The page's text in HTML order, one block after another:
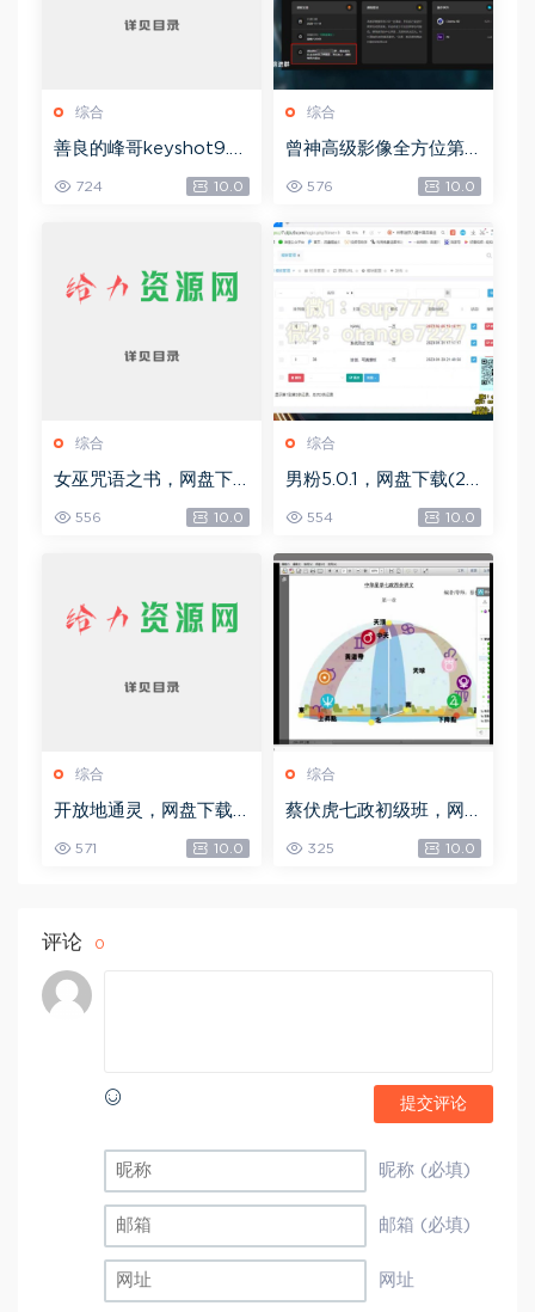
综合
善良的峰哥keyshot9.0
自学宝典，网盘下载(2.3
6G)
724 10.0
综合
曾神高级影像全方位第
四期，网盘下载(49.08
G)
576 10.0
综合
女巫咒语之书，网盘下
556 10.0
综合
男粉5.0.1，网盘下载(25
554 10.0
综合
开放地通灵，网盘下载
571 10.0
综合
蔡伏虎七政初级班，网
325 10.0
评论 0
提交评论
昵称 (必填)
邮箱 (必填)
网址